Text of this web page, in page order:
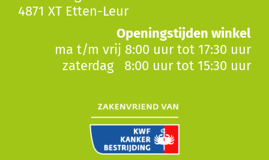
4871 XT Etten-Leur
Openingstijden winkel
ma t/m vrij 8:00 uur tot 17:30 uur
zaterdag 8:00 uur tot 15:30 uur